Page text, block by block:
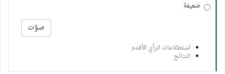
ضعيفة
صوّت
استطلاعات الرأي الأقدم
النتائج